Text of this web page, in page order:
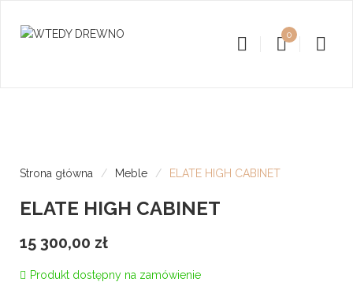
0
Strona główna / Meble / ELATE HIGH CABINET
ELATE HIGH CABINET
15 300,00 zł
Produkt dostępny na zamówienie